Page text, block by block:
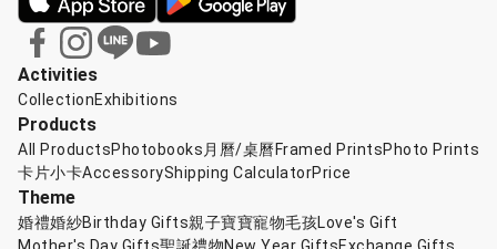
Activities
CollectionExhibitions
Products
All ProductsPhotobooks月曆/桌曆 Framed PrintsPhoto Prints
卡片小卡AccessoryShipping CalculatorPrice
Theme
婚禮婚紗Birthday Gifts親子寶寶寵物毛孩Love's Gift